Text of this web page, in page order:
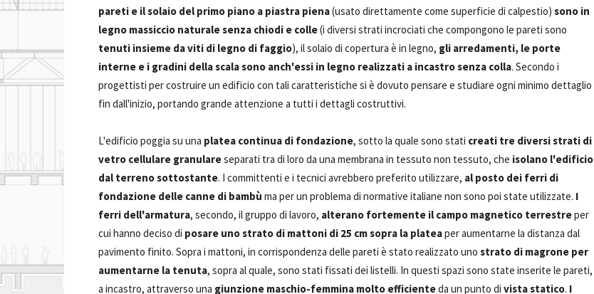
pareti e il solaio del primo piano a piastra piena(usato direttamente come superficie di calpestio) sono in
legno massiccio naturale senza chiodi e colle(i diversi strati incrociati che compongono le pareti sono
tenuti insieme da viti di legno di faggio), il solaio di copertura è in legno, gli arredamenti, le porte
interne e i gradini della scala sono anch'essi in legno realizzati a incastro senza colla. Secondo i
progettisti per costruire un edificio con tali caratteristiche si è dovuto pensare e studiare ogni minimo dettaglio
fin dall'inizio, portando grande attenzione a tutti i dettagli costruttivi.
L'edificio poggia su una platea continua di fondazione, sotto la quale sono stati creati tre diversi strati di
vetro cellulare granulareseparati tra di loro da una membrana in tessuto non tessuto, che isolano l'edificio
dal terreno sottostante. I committenti e i tecnici avrebbero preferito utilizzare, al posto dei ferri di
fondazione delle canne di bambù ma per un problema di normative italiane non sono poi state utilizzate. I
ferri dell'armatura, secondo, il gruppo di lavoro, alterano fortemente il campo magnetico terrestreper
cui hanno deciso di posare uno strato di mattoni di 25 cm sopra la plateaper aumentarne la distanza dal
pavimento finito. Sopra i mattoni, in corrispondenza delle pareti è stato realizzato uno strato di magrone per
aumentarne la tenuta, sopra al quale, sono stati fissati dei listelli. In questi spazi sono state inserite le pareti,
a incastro, attraverso una giunzione maschio-femmina molto efficienteda un punto di vista statico. I